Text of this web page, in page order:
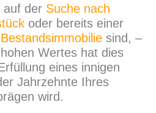
auf der Suche nach
oder bereits einer
Bestandsimmobilie sind, –
Wertes hat dies
eines innigen
Jahrzehnte Ihres
wird.